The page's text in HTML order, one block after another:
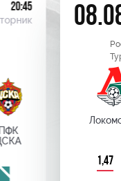
20:45
1,47